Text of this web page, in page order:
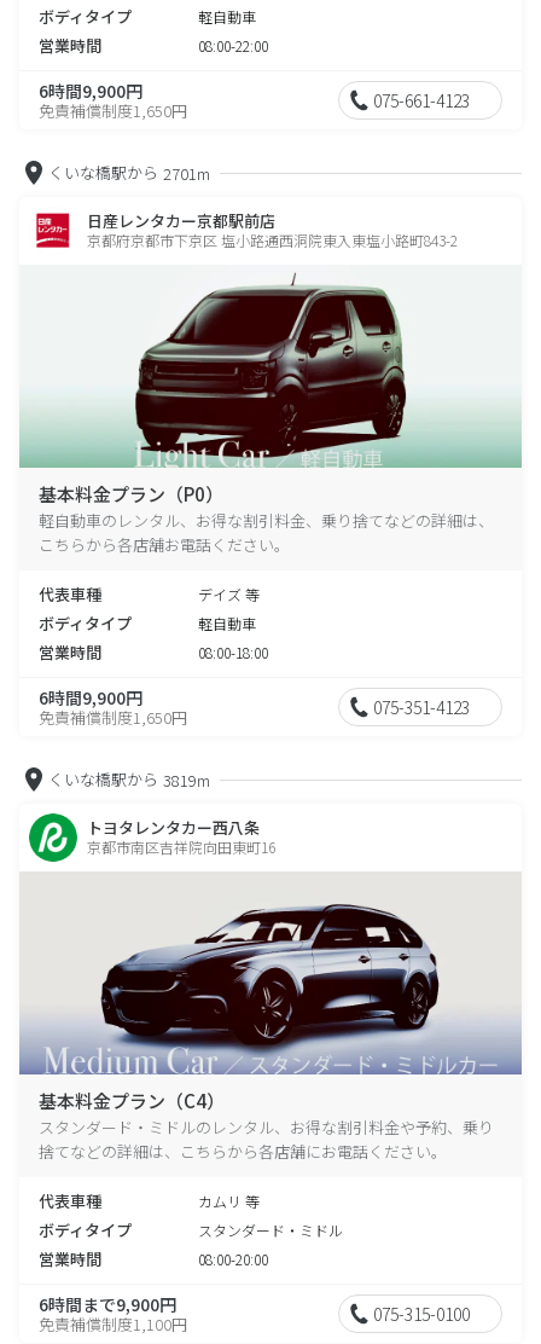
ボディタイプ 軽自動車
営業時間 08:00-22:00
6時間9,900円
免責補償制度1,650円 075-661-4123
くいな橋駅から 2701m
日産レンタカー京都駅前店
京都府京都市下京区 塩小路通西洞院東入東塩小路町843-2
基本料金プラン（P0）
軽自動車のレンタル、お得な割引料金、乗り捨てなどの詳細は、
こちらから各店舗お電話ください。
代表車種 デイズ 等
ボディタイプ 軽自動車
営業時間 08:00-18:00
6時間9,900円
免責補償制度1,650円 075-351-4123
くいな橋駅から 3819m
トヨタレンタカー西八条
京都市南区吉祥院向田東町16
基本料金プラン（C4）
スタンダード・ミドルのレンタル、お得な割引料金や予約、乗り
捨てなどの詳細は、こちらから各店舗にお電話ください。
代表車種 カムリ 等
ボディタイプ スタンダード・ミドル
営業時間 08:00-20:00
6時間まで9,900円
免責補償制度1,100円 075-315-0100